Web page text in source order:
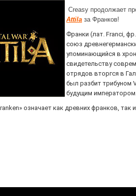
Creasy продолжает
Attila за Франков!
Франки (лат. Franci,
союз
упоминающийся в
свидетельству
отрядов вторгся в
был разбит трибуном
будущим
означает как древних франков, так